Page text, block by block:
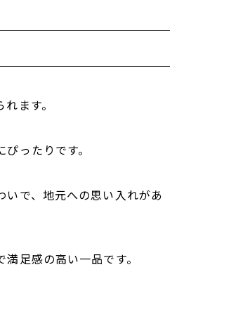
ます。
ったりです。
いで、地元への思い入れがあ
足感の高い一品です。